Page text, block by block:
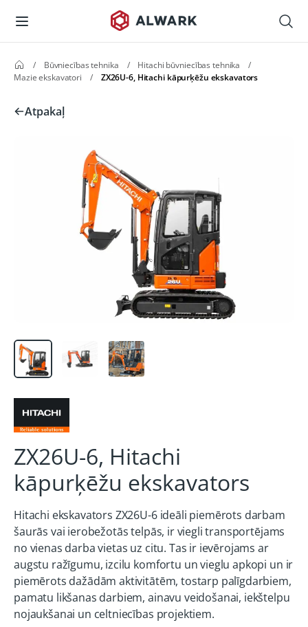
/ Būvniecības tehnika / Hitachi būvniecības tehnika
/
Mazie ekskavatori
/ ZX26U-6, Hitachi kāpurķēžu ekskavators
Atpakaļ
ZX26U-6, Hitachi
kāpurķēžu ekskavators
Hitachi ekskavators ZX26U-6 ideāli piemērots darbam
šaurās vai ierobežotās telpās, ir viegli transportējams
no vienas darba vietas uz citu. Tas ir ievērojams ar
augstu ražīgumu, izcilu komfortu un vieglu apkopi un ir
piemērots dažādām aktivitātēm, tostarp palīgdarbiem,
pamatu likšanas darbiem, ainavu veidošanai, iekštelpu
nojaukšanai un celtniecības projektiem.